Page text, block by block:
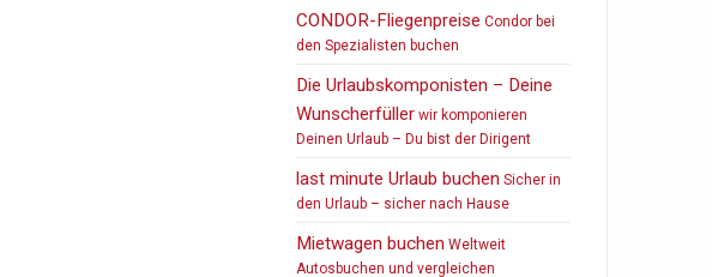
CONDOR-Fliegenpreise Condor bei
den Spezialisten buchen
Die Urlaubskomponisten – Deine
Wunscherfüller wir komponieren
Deinen Urlaub – Du bist der Dirigent
last minute Urlaub buchen Sicher in
den Urlaub – sicher nach Hause
Mietwagen buchen Weltweit
Autosbuchen und vergleichen